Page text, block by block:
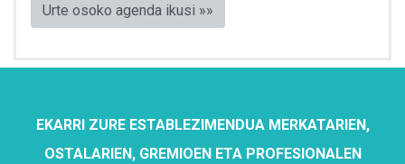
Urte osoko agenda ikusi »»
EKARRI ZURE ESTABLEZIMENDUA MERKATARIEN,
OSTALARIEN, GREMIOEN ETA PROFESIONALEN